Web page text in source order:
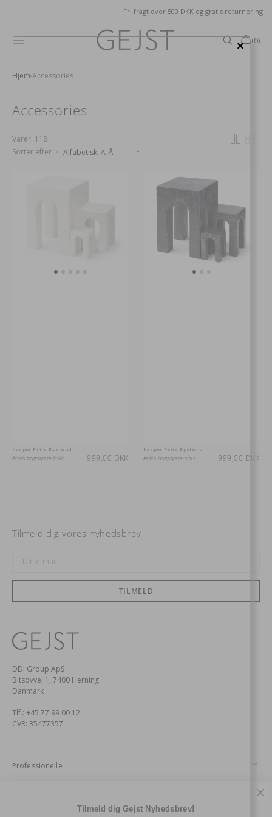
Fri fragt over 500 DKK og gratis returnering
Kurv
(0)
Hjem Accessories
Collection:
Accessories
Varer: 118
Sorter efter
Vendor:
Kasper Friis Egelund
Arkis bogstøtte hvid Normalpris
999,00 DKK
bogstøtte
Vendor:
Kasper Friis Egelund
Arkis bogstøtte sort Normalpris
999,00 DKK
DDI Group ApS
Bitsovvej 1, 7400 Herning
Danmark
Tlf.: +45 77 99 00 12
CVR: 35477357
Professionelle
Tilmeld dig vores nyhedsbrev
Din
mail
TILMELD
×
Tilmeld dig Gejst Nyhedsbrev!